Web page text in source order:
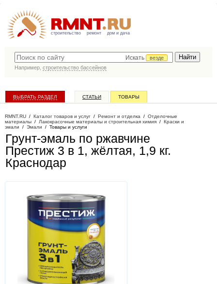
строительство ремонт дом и дача
Искать
везде
Например, строительство бассейнов
ВЫБРАТЬ РАЗДЕЛ СТАТЬИ ТОВАРЫ
RMNT.RU / Каталог товаров и услуг / Ремонт и отделка / Отделочные
материалы / Лакокрасочные материалы и строительная химия / Краски и
эмали / Эмали / Товары и услуги
Грунт-эмаль по ржавчине
Престиж 3 в 1, жёлтая, 1,9 кг.
Краснодар